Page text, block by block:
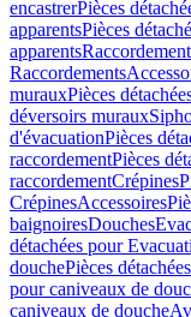
encastrerPièces
apparentsPièces
apparents
Raccordements
murauxPièces
déversoirs muraux
d'évacuationPièces
raccordementPièces
raccordementCrépines
CrépinesAccessoires
baignoiresDouches
détachées pour
douchePièces
pour caniveaux de
caniveaux de douche